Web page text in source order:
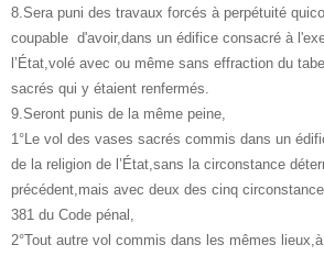
8.Sera puni des travaux forcés à perpétuité
coupable d'avoir,dans un édifice consacré à
l’État,volé avec ou même sans effraction du
sacrés qui y étaient renfermés.
9.Seront punis de la même peine,
1°Le vol des vases sacrés commis dans un
de la religion de l’État,sans la circonstance
précédent,mais avec deux des cinq
381 du Code pénal,
2°Tout autre vol commis dans les mêmes